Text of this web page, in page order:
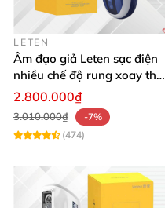
LETEN
Âm đạo giả Leten sạc điện
nhiều chế độ rung xoay thụt
rên rỉ
2.800.000₫
3.010.000₫
-7%
(474)